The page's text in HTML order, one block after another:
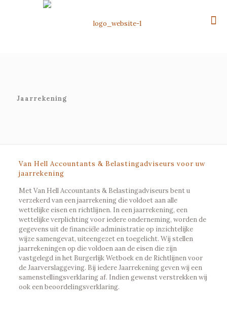
Jaarrekening
Van Hell Accountants & Belastingadviseurs voor uw
jaarrekening
Met Van Hell Accountants & Belastingadviseurs bent u
verzekerd van een jaarrekening die voldoet aan alle
wettelijke eisen en richtlijnen. In een jaarrekening, een
wettelijke verplichting voor iedere onderneming, worden de
gegevens uit de financiële administratie op inzichtelijke
wijze samengevat, uiteengezet en toegelicht. Wij stellen
jaarrekeningen op die voldoen aan de eisen die zijn
vastgelegd in het Burgerlijk Wetboek en de Richtlijnen voor
de Jaarverslaggeving. Bij iedere Jaarrekening geven wij een
samenstellingsverklaring af. Indien gewenst verstrekken wij
ook een beoordelingsverklaring.